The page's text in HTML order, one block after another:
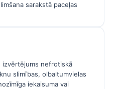
sarakstā paceļas
izvērtējums nefrotiskā
slimības, olbaltumvielas
iekaisuma vai